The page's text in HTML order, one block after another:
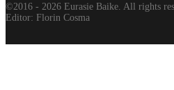
©2016 - 2026 Eurasie Baike. All rights
Editor: Florin Cosma